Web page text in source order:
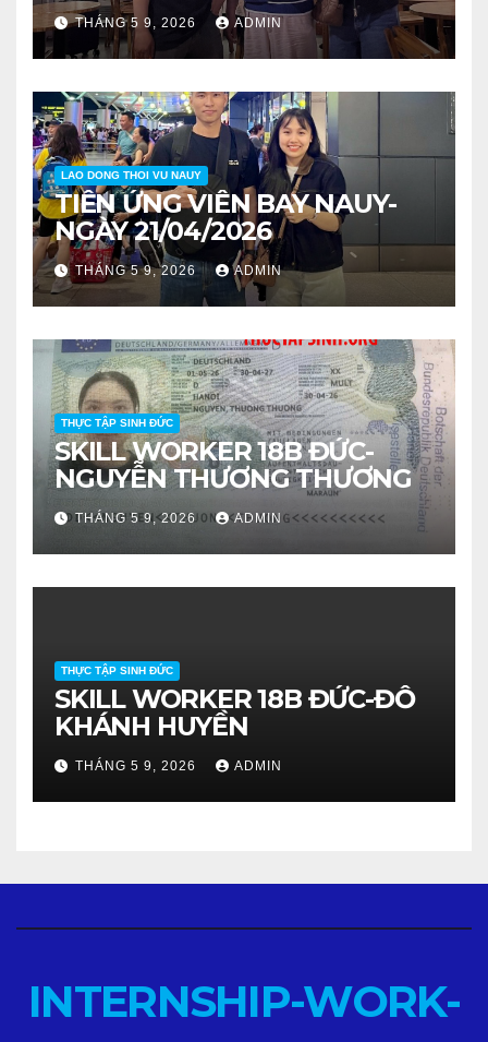
THÁNG 5 9, 2026 ADMIN
LAO DONG THOI VU NAUY
TIỄN ỨNG VIÊN BAY NAUY-
NGÀY 21/04/2026
THÁNG 5 9, 2026 ADMIN
THỰC TẬP SINH ĐỨC
SKILL WORKER 18B ĐỨC-
NGUYỄN THƯƠNG THƯƠNG
THÁNG 5 9, 2026 ADMIN
THỰC TẬP SINH ĐỨC
SKILL WORKER 18B ĐỨC-ĐỖ
KHÁNH HUYỀN
THÁNG 5 9, 2026 ADMIN
INTERNSHIP-WORK-